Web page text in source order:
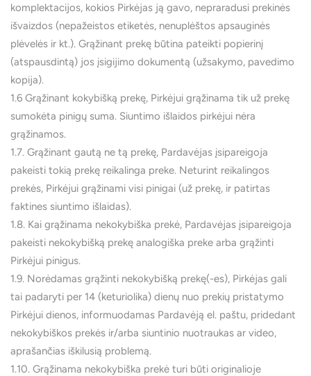
komplektacijos, kokios Pirkėjas ją gavo, nepraradusi prekinės
išvaizdos (nepažeistos etiketės, nenuplėštos apsauginės
plėvelės ir kt.). Grąžinant prekę būtina pateikti popierinį
(atspausdintą) jos įsigijimo dokumentą (užsakymo, pavedimo
kopija).
1.6 Grąžinant kokybišką prekę, Pirkėjui grąžinama tik už prekę
sumokėta pinigų suma. Siuntimo išlaidos pirkėjui nėra
grąžinamos.
1.7. Grąžinant gautą ne tą prekę, Pardavėjas įsipareigoja
pakeisti tokią prekę reikalinga preke. Neturint reikalingos
prekės, Pirkėjui grąžinami visi pinigai (už prekę, ir patirtas
faktines siuntimo išlaidas).
1.8. Kai grąžinama nekokybiška prekė, Pardavėjas įsipareigoja
pakeisti nekokybišką prekę analogiška preke arba grąžinti
Pirkėjui pinigus.
1.9. Norėdamas grąžinti nekokybišką prekę(-es), Pirkėjas gali
tai padaryti per 14 (keturiolika) dienų nuo prekių pristatymo
Pirkėjui dienos, informuodamas Pardavėją el. paštu, pridedant
nekokybiškos prekės ir/arba siuntinio nuotraukas ar video,
aprašančias iškilusią problemą.
1.10. Grąžinama nekokybiška prekė turi būti originalioje